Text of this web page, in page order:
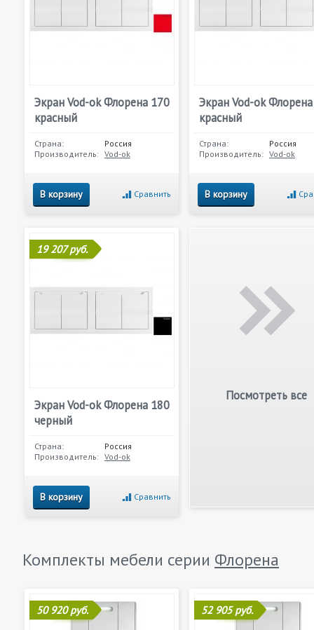
Экран Vod-ok Флорена 170
красный
Страна:
Россия
Производитель: Vod-ok
В корзину Сравнить
Экран Vod-ok
красный
Страна:
Россия
Производитель: Vod-ok
В корзину
19 207 руб.
Экран Vod-ok Флорена 180
черный
Страна:
Россия
Производитель: Vod-ok
В корзину Сравнить
Посмотреть все
Комплекты мебели серии Флорена
50 920 руб. 52 905 руб.